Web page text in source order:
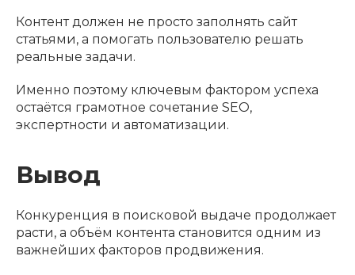
Контент должен не просто заполнять сайт
статьями, а помогать пользователю решать
реальные задачи.
Именно поэтому ключевым фактором успеха
остаётся грамотное сочетание SEO,
экспертности и автоматизации.
Вывод
Конкуренция в поисковой выдаче продолжает
расти, а объём контента становится одним из
важнейших факторов продвижения.